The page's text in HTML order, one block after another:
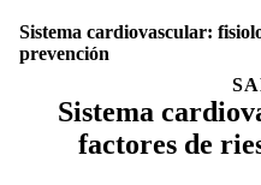
Sistema cardiovascular:
prevención
Sistema
factores de